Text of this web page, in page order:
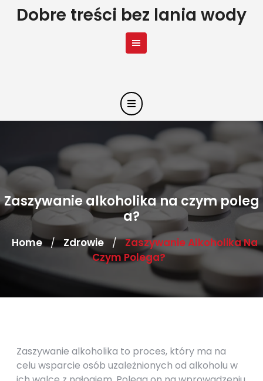
SkipDobre treści bez lania wody
Zaszywanie alkoholika na czym poleg
a?
Home / Zdrowie / Zaszywanie Alkoholika Na
Czym Polega?
Zaszywanie alkoholika to proces, który ma na
celu wsparcie osób uzależnionych od alkoholu w